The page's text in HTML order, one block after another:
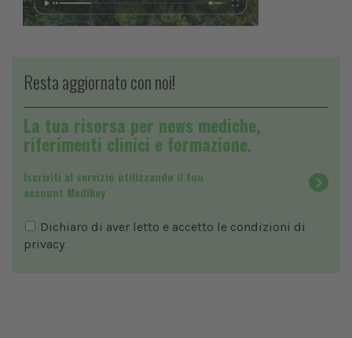
Resta aggiornato con noi!
La tua risorsa per news mediche,
riferimenti clinici e formazione.
Iscriviti al servizio utilizzando il tuo
account Medikey
Dichiaro di aver letto e accetto le condizioni di
privacy